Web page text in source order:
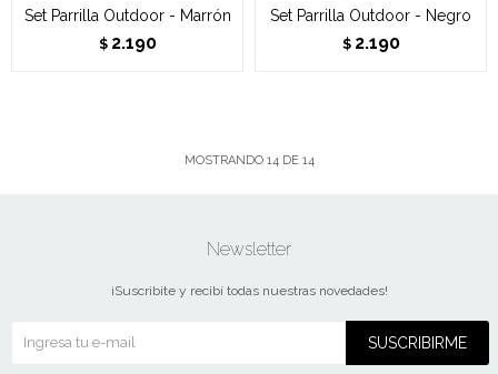
Set Parrilla Outdoor - Marrón
$ 2.190
Set Parrilla Outdoor - Negro
$ 2.190
MOSTRANDO 14 DE 14
Newsletter
¡Suscribite y recibí todas nuestras novedades!
SUSCRIBIRME